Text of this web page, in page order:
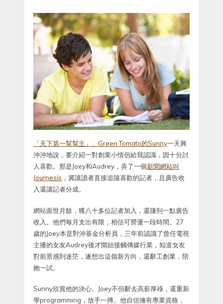
「天下第一幫幫主」、Green Tomato的Sunny一天興
沖沖地說，要介紹一對創業小情侶給我認識，因十分討
人喜歡。那是Joey和Audrey，弄了一個新聞網站叫
Journesis ，冀讓讀者直接追隨喜歡的記者，且廣告收
入還讓記者分成。
網站面世月餘，獲八十多位記者加入，還賺到一點廣告
收入。他們每月支出有限，相信可營運一段時間。27
歲的Joey本是對沖基金分析員，三年前認識了曾任電視
主播的女友Audrey後才開始接觸傳媒行業，知道女友
對前景感到迷茫，遂想出這個新方向，還辭工創業，陪
她一試。
Sunny欣賞他的決心。Joey不但辭去高薪厚祿，還重新
學programming，放手一搏。他自信擁有專業資格，